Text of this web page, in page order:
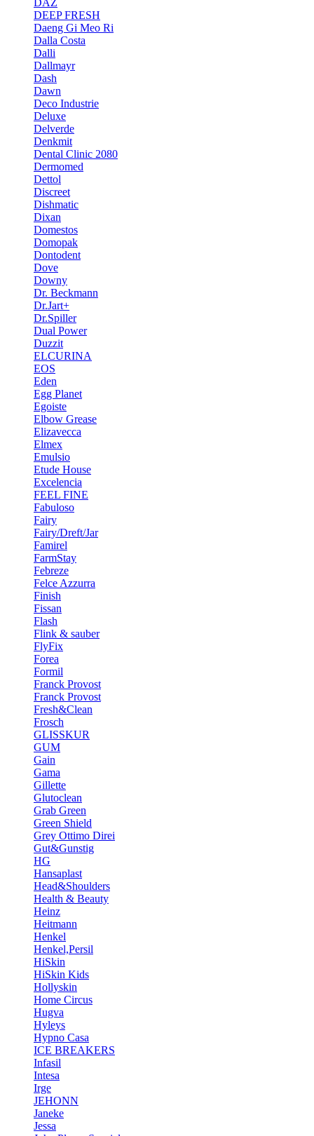
DAZ
DEEP FRESH
Daeng Gi Meo Ri
Dalla Costa
Dalli
Dallmayr
Dash
Dawn
Deco Industrie
Deluxe
Delverde
Denkmit
Dental Clinic 2080
Dermomed
Dettol
Discreet
Dishmatic
Dixan
Domestos
Domopak
Dontodent
Dove
Downy
Dr. Beckmann
Dr.Jart+
Dr.Spiller
Dual Power
Duzzit
ELCURINA
EOS
Eden
Egg Planet
Egoiste
Elbow Grease
Elizavecca
Elmex
Emulsio
Etude House
Excelencia
FEEL FINE
Fabuloso
Fairy
Fairy/Dreft/Jar
Famirel
FarmStay
Febreze
Felce Azzurra
Finish
Fissan
Flash
Flink & sauber
FlyFix
Forea
Formil
Franck Provost
Franck Provost
Fresh&Clean
Frosch
GLISSKUR
GUM
Gain
Gama
Gillette
Glutoclean
Grab Green
Green Shield
Grey Ottimo Direi
Gut&Gunstig
HG
Hansaplast
Head&Shoulders
Health & Beauty
Heinz
Heitmann
Henkel
Henkel,Persil
HiSkin
HiSkin Kids
Hollyskin
Home Circus
Hugva
Hyleys
Hypno Casa
ICE BREAKERS
Infasil
Intesa
Irge
JEHONN
Janeke
Jessa